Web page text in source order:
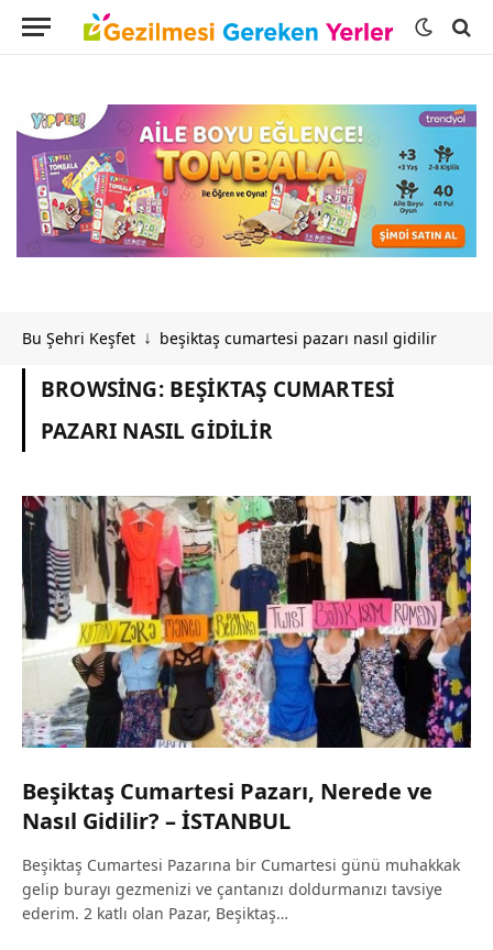
Bu Şehri Keşfet ↓ beşiktaş cumartesi pazarı nasıl gidilir
BROWSING: BEŞIKTAŞ CUMARTESI
PAZARI NASIL GIDILIR
Beşiktaş Cumartesi Pazarı, Nerede ve
Nasıl Gidilir? – İSTANBUL
Beşiktaş Cumartesi Pazarına bir Cumartesi günü muhakkak
gelip burayı gezmenizi ve çantanızı doldurmanızı tavsiye
ederim. 2 katlı olan Pazar, Beşiktaş…